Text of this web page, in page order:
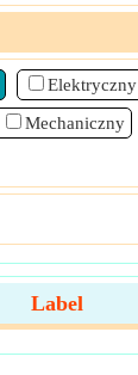
Elektryczny
Mechaniczny
Label